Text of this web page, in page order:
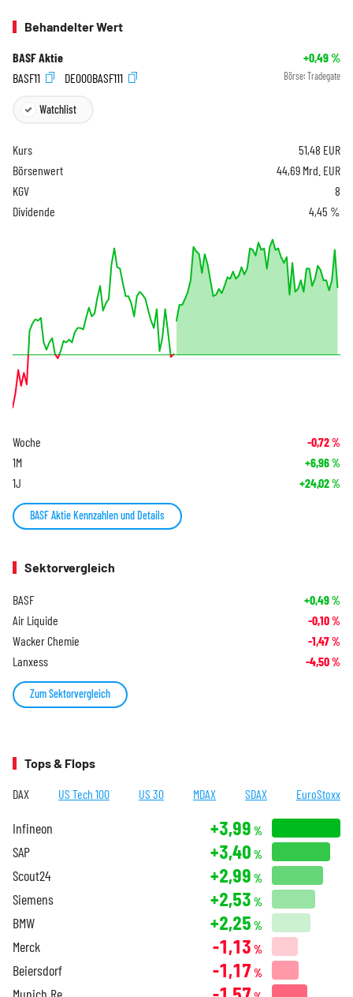
Behandelter Wert
BASF Aktie +0,49%
BASF11
DE000BASF111 Börse: Tradegate
Watchlist
Kurs 51,48 EUR
Börsenwert
44,69 Mrd. EUR
KGV
8
Dividende
4,45 %
Woche -0,72%
1M +6,96%
1J +24,02%
BASF Aktie Kennzahlen und Details
Sektorvergleich
BASF +0,49%
Air Liquide -0,10%
Wacker Chemie -1,47%
Lanxess -4,50%
Zum Sektorvergleich
Tops & Flops
DAX US Tech 100 US 30 MDAX SDAX EuroStoxx
Infineon +3,99 %
SAP +3,40 %
Scout24 +2,99 %
Siemens +2,53 %
BMW +2,25 %
Merck -1,13 %
Beiersdorf -1,17 %